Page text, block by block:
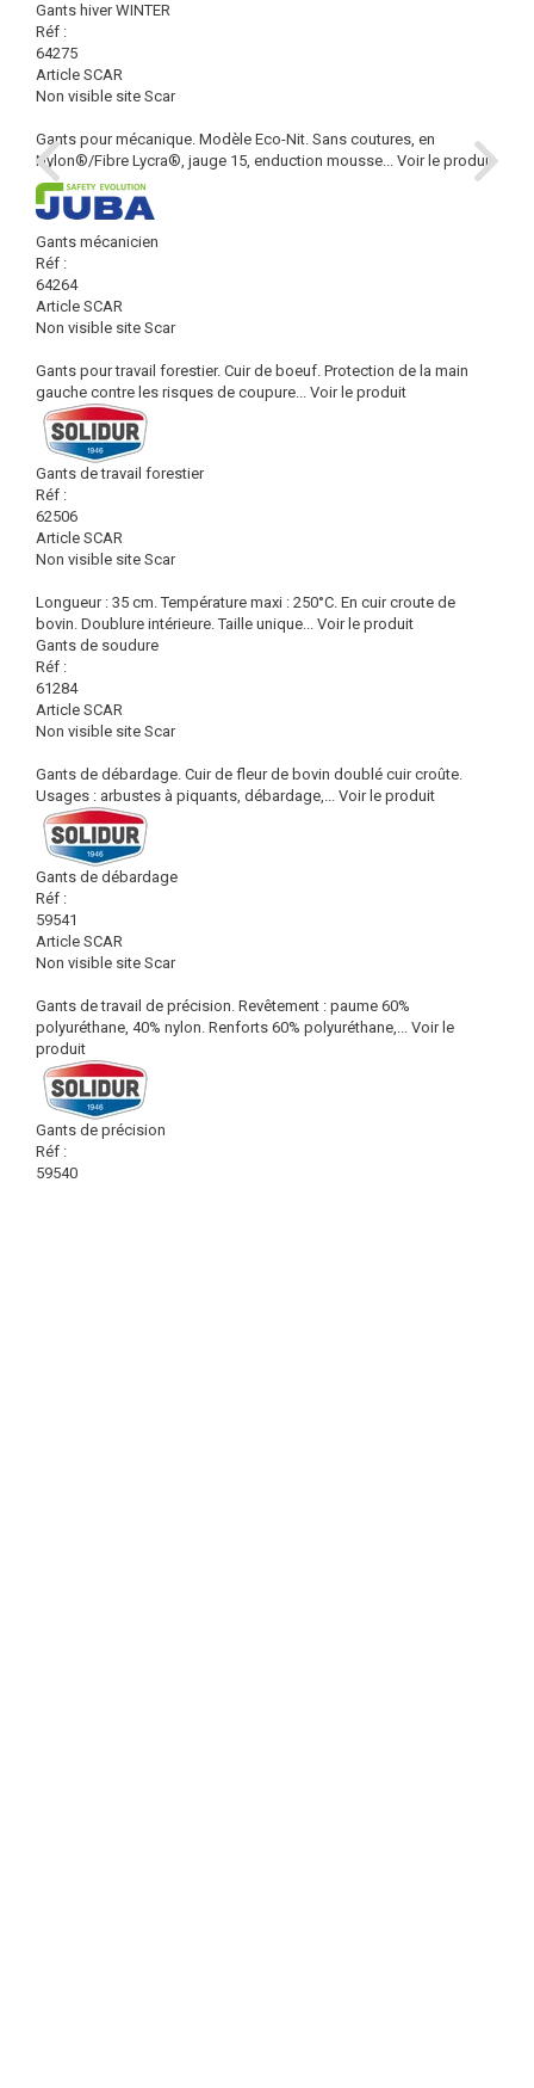
Gants hiver WINTER
Réf :
64275
Article SCAR
Non visible site Scar
Gants pour mécanique. Modèle Eco-Nit. Sans coutures, en
Nylon®/Fibre Lycra®, jauge 15, enduction mousse... Voir le produit
Gants mécanicien
Réf :
64264
Article SCAR
Non visible site Scar
Gants pour travail forestier. Cuir de boeuf. Protection de la main
gauche contre les risques de coupure... Voir le produit
Gants de travail forestier
Réf :
62506
Article SCAR
Non visible site Scar
Longueur : 35 cm. Température maxi : 250°C. En cuir croute de
bovin. Doublure intérieure. Taille unique... Voir le produit
Gants de soudure
Réf :
61284
Article SCAR
Non visible site Scar
Gants de débardage. Cuir de fleur de bovin doublé cuir croûte.
Usages : arbustes à piquants, débardage,... Voir le produit
Gants de débardage
Réf :
59541
Article SCAR
Non visible site Scar
Gants de travail de précision. Revêtement : paume 60%
polyuréthane, 40% nylon. Renforts 60% polyuréthane,... Voir le
produit
Gants de précision
Réf :
59540